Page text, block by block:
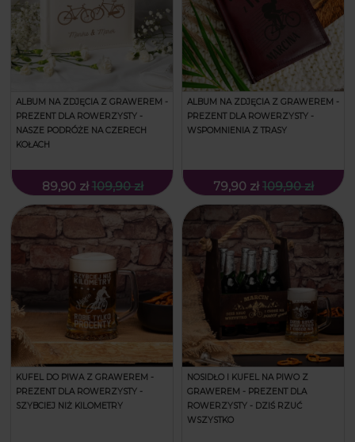
ALBUM NA ZDJĘCIA Z GRAWEREM -
PREZENT DLA ROWERZYSTY -
NASZE PODRÓŻE NA CZERECH
KOŁACH
89,90 zł 109,90 zł
ALBUM NA ZDJĘCIA Z GRAWEREM -
PREZENT DLA ROWERZYSTY -
WSPOMNIENIA Z TRASY
79,90 zł 109,90 zł
KUFEL DO PIWA Z GRAWEREM -
PREZENT DLA ROWERZYSTY -
SZYBCIEJ NIŻ KILOMETRY
NOSIDŁO I KUFEL NA PIWO Z
GRAWEREM - PREZENT DLA
ROWERZYSTY - DZIŚ RZUĆ
WSZYSTKO